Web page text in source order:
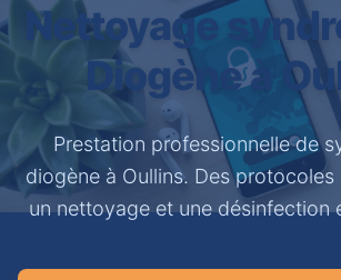
Nettoyage
Diogène à
Prestation professionnelle de
diogène à Oullins. Des
un nettoyage et une désinfection